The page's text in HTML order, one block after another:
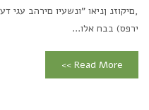
,םיקוזנ ןניאו "ונשעיו םירהב
ירפס) בבח אלו...
Read More >>